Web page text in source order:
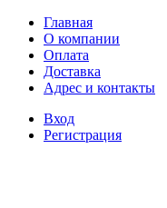
Главная
О компании
Оплата
Доставка
Адрес и контакты
Вход
Регистрация